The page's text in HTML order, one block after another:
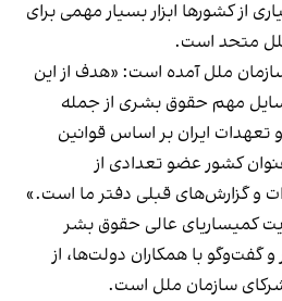
از کشورها ابزار بسیار مهمی برای
متحد است.
ملل آمده است: «هدف از این
مهم حقوق بشری از جمله
تعهدات ایران بر اساس قوانین
کشور عضو تعدادی از
و گزارش‌های قبلی دفتر ما است.»
کمیساریای عالی حقوق بشر
گفت‌وگو با همکاران دولت‌ها، از
سازمان ملل است.